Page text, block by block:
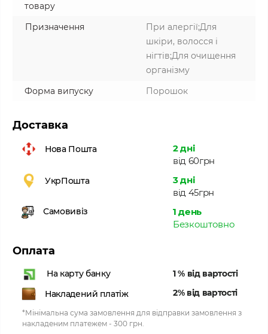
товару
Призначення
При алергії;Для
шкіри, волосся і
нігтів;Для очищення
організму
Форма випуску
Порошок
Доставка
Нова Пошта
2 дні
від 60грн
УкрПошта
3 дні
від 45грн
Самовивіз
1 день
Безкоштовно
Оплата
На карту банку
1 % від вартості
Накладений платіж
2% від вартості
*Мінімальна сума замовлення для відправки замовлення з
накладеним платежем - 300 грн.